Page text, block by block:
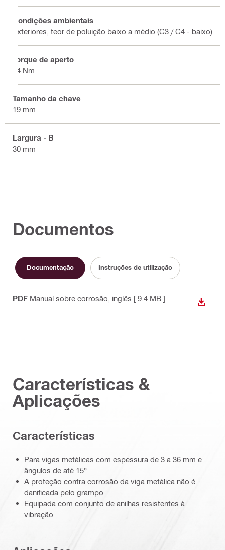
Condições ambientais
Exteriores, teor de poluição baixo a médio (C3 / C4 - baixo)
Torque de aperto
84 Nm
Tamanho da chave
19 mm
Largura - B
30 mm
Documentos
Documentação Instruções de utilização
PDF Manual sobre corrosão , inglês [ 9.4 MB ]
Características &
Aplicações
Características
Para vigas metálicas com espessura de 3 a 36 mm e
ângulos de até 15°
A proteção contra corrosão da viga metálica não é
danificada pelo grampo
Equipada com conjunto de anilhas resistentes à
vibração